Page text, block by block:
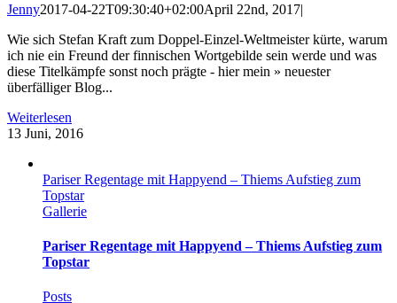
Jenny2017-04-22T09:30:40+02:00April 22nd, 2017|
Wie sich Stefan Kraft zum Doppel-Einzel-Weltmeister kürte, warum
ich nie ein Freund der finnischen Wortgebilde sein werde und was
diese Titelkämpfe sonst noch prägte - hier mein » neuester
überfälliger Blog...
Weiterlesen
13 Juni, 2016
Pariser Regentage mit Happyend – Thiems Aufstieg zum
Topstar
Gallerie
Pariser Regentage mit Happyend – Thiems Aufstieg zum
Topstar
Posts